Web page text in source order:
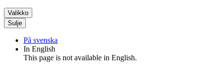
Valikko
Sulje
På svenska
In English
This page is not available in English.